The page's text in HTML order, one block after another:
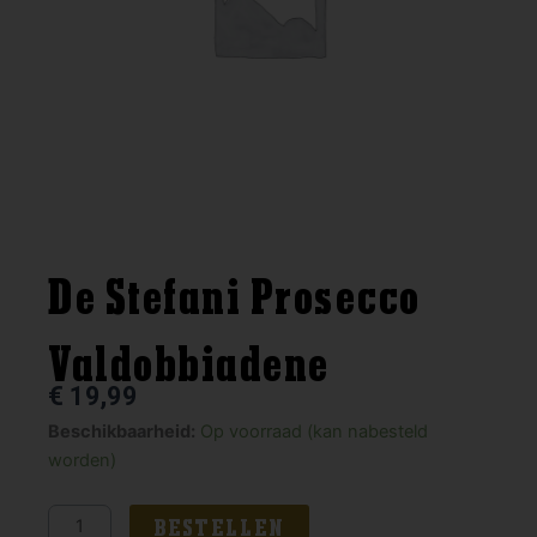
De Stefani Prosecco
Valdobbiadene
€ 19,99
Beschikbaarheid: Op voorraad (kan nabesteld
worden)
De
Stefani
Valdobbiadene
BESTELLEN